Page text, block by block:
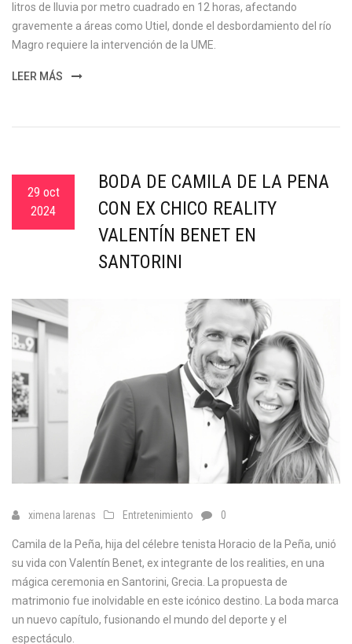
litros de lluvia por metro cuadrado en 12 horas, afectando
gravemente a áreas como Utiel, donde el desbordamiento del río
Magro requiere la intervención de la UME.
LEER MÁS
29 oct
2024
BODA DE CAMILA DE LA PEÑA
CON EX CHICO REALITY
VALENTÍN BENET EN
SANTORINI
ximena larenas Entretenimiento 0
Camila de la Peña, hija del célebre tenista Horacio de la Peña, unió
su vida con Valentín Benet, ex integrante de los realities, en una
mágica ceremonia en Santorini, Grecia. La propuesta de
matrimonio fue inolvidable en este icónico destino. La boda marca
un nuevo capítulo, fusionando el mundo del deporte y el
espectáculo.